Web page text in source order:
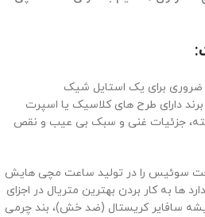
برای یک استایل شیک
دارای طرح های کلاسیک یا اسپرت
جزئیات غنی و سبک بی عیب و نقص
سوئیس را در تولید ساعت مچی هایش
ها به کار بردن بهترین متریال در اجزای
سافایر کریستال (ضد خش)، بند چرمی